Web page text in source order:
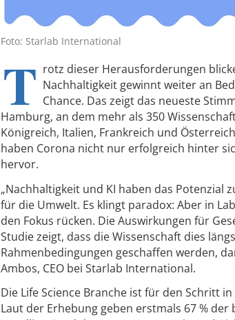
Foto: Starlab International
T rotz dieser Herausforderungen
Nachhaltigkeit gewinnt weiter an
Chance. Das zeigt das neueste
Hamburg, an dem mehr als 350
Königreich, Italien, Frankreich und
haben Corona nicht nur erfolgreich hinter
hervor.
„Nachhaltigkeit und KI haben das Potenzial
für die Umwelt. Es klingt paradox: Aber in
den Fokus rücken. Die Auswirkungen für
Studie zeigt, dass die Wissenschaft dies
Rahmenbedingungen geschaffen werden,
Ambos, CEO bei Starlab International.
Die Life Science Branche ist für den Schritt
Laut der Erhebung geben erstmals 67 %